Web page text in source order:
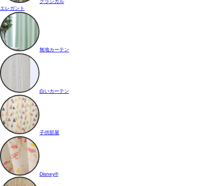
クラシカル
エレガント
無地カーテン
白いカーテン
子供部屋
Disney®